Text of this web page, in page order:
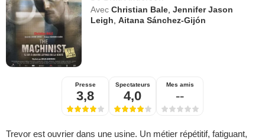
Avec Christian Bale ,Jennifer Jason
Leigh ,Aitana Sánchez-Gijón
Presse
3,8
Spectateurs
4,0
Mes amis
--
Trevor est ouvrier dans une usine. Un métier répétitif, fatiguant,